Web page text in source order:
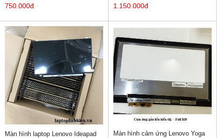
750.000đ 1.150.000đ
Màn hình laptop Lenovo Ideapad
Màn hình cảm ứng Lenovo Yoga